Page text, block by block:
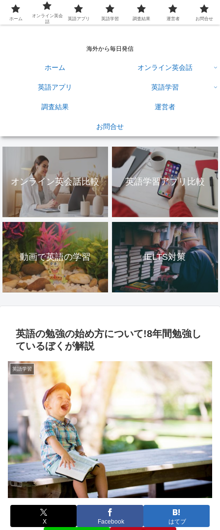
英語学習ひろば
海外から毎日発信
ホーム オンライン英会話
英語アプリ 英語学習
調査結果 運営者
お問合せ
オンライン英会話比較 英語学習アプリ比較
動画で英語の学習 IELTS対策
英語の勉強の始め方について!8年間勉強し
ているぼくが解説
英語学習
X Facebook はてブ
ホーム
オンライン英会
話
英語アプリ 英語学習 調査結果 運営者 お問合せ